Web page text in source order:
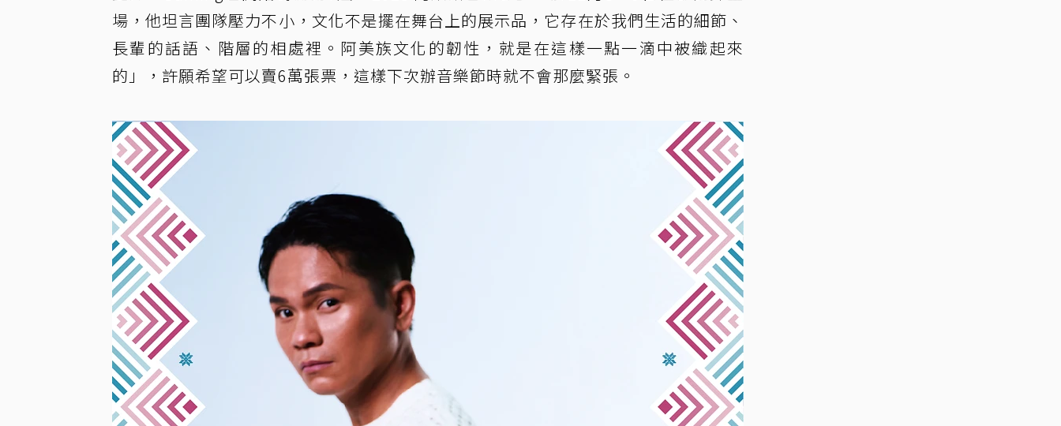
場，他坦言團隊壓力不小，文化不是擺在舞台上的展示品，它存在於我們生活的細節、
長輩的話語、階層的相處裡。阿美族文化的韌性，就是在這樣一點一滴中被織起來
的」，許願希望可以賣6萬張票，這樣下次辦音樂節時就不會那麼緊張。